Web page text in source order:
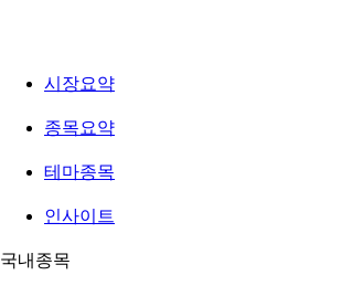
시장요약
종목요약
테마종목
인사이트
국내종목